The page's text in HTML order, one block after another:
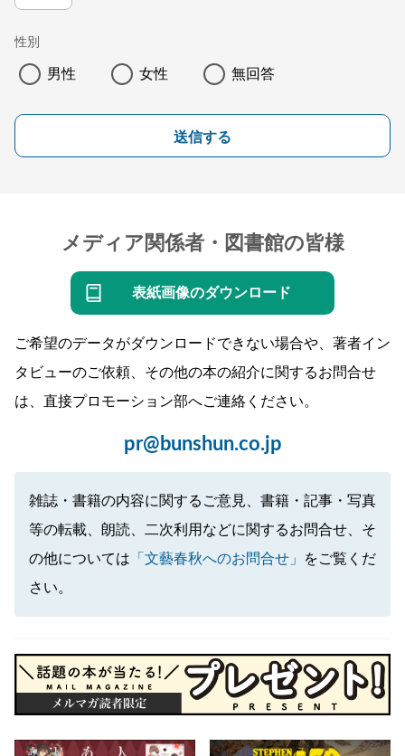
性別
男性 女性 無回答
送信する
メディア関係者・図書館の皆様
表紙画像のダウンロード
ご希望のデータがダウンロードできない場合や、著者イン
タビューのご依頼、その他の本の紹介に関するお問合せ
は、直接プロモーション部へご連絡ください。
pr@bunshun.co.jp
雑誌・書籍の内容に関するご意見、書籍・記事・写真
等の転載、朗読、二次利用などに関するお問合せ、そ
の他については 「文藝春秋へのお問合せ」
をご覧くだ
さい。